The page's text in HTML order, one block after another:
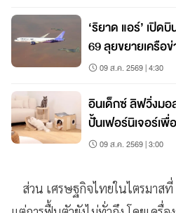
‘ริยาด แอร์’ เปิด
69 ลุยขยายเครือข่
09 ส.ค. 2569 | 4:30
อินเด็กซ์ ลิฟวิ่งม
ปั้นเฟอร์นิเจอร์เพื่
09 ส.ค. 2569 | 3:00
ส่วน เศรษฐกิจไทยในไตรมาส